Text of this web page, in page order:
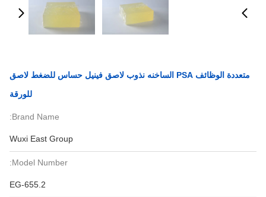
متعددة الوظائف PSA الساخنه نذوب لاصق فينيل حساس للضغط لاصق
للورقة
Brand Name:
Wuxi East Group
Model Number:
EG-655.2